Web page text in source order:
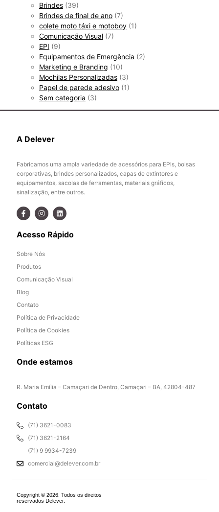
Brindes (39)
Brindes de final de ano (7)
colete moto táxi e motoboy (1)
Comunicação Visual (7)
EPI (9)
Equipamentos de Emergência (2)
Marketing e Branding (10)
Mochilas Personalizadas (3)
Papel de parede adesivo (1)
Sem categoria (3)
A Delever
Fabricamos uma ampla variedade de acessórios para EPIs, bolsas
corporativas, brindes personalizados, capas de extintores e
equipamentos, sacolas de ferramentas, materiais gráficos,
sinalização, entre outros.
Acesso Rápido
Sobre Nós
Produtos
Comunicação Visual
Blog
Contato
Política de Privacidade
Política de Cookies
Políticas ESG
Onde estamos
R. Maria Emília – Camaçari de Dentro, Camaçari – BA, 42804-487
Contato
(71) 3621-0083
(71) 3621-2164
(71) 9 9934-7239
comercial@delever.com.br
Copyright © 2026. Todos os direitos
reservados Delever.